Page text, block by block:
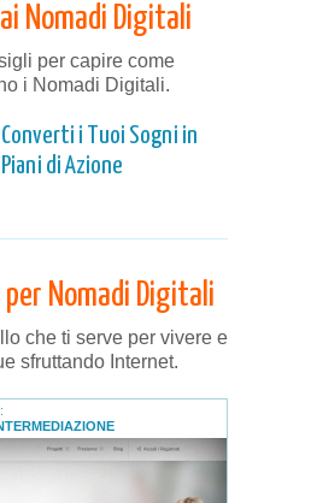
Nomadi Digitali
per capire come
i Nomadi Digitali.
Converti i Tuoi Sogni in
Piani di Azione
per Nomadi Digitali
che ti serve per vivere e
sfruttando Internet.